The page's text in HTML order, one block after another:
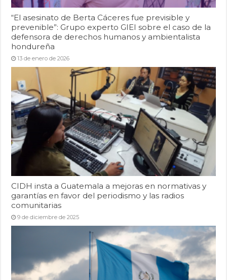
“El asesinato de Berta Cáceres fue previsible y
prevenible”: Grupo experto GIEI sobre el caso de la
defensora de derechos humanos y ambientalista
hondureña
13 de enero de 2026
CIDH insta a Guatemala a mejoras en normativas y
garantías en favor del periodismo y las radios
comunitarias
9 de diciembre de 2025